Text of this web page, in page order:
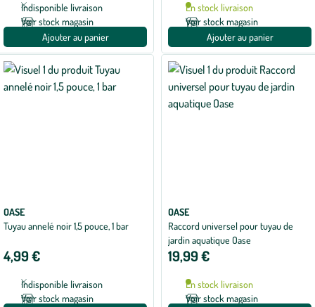
Indisponible livraison
Voir stock magasin
Ajouter au panier
En stock livraison
Voir stock magasin
Ajouter au panier
OASE
Tuyau annelé noir 1,5 pouce, 1 bar
4,99 €
Indisponible livraison
Voir stock magasin
OASE
Raccord universel pour tuyau de
jardin aquatique Oase
19,99 €
En stock livraison
Voir stock magasin